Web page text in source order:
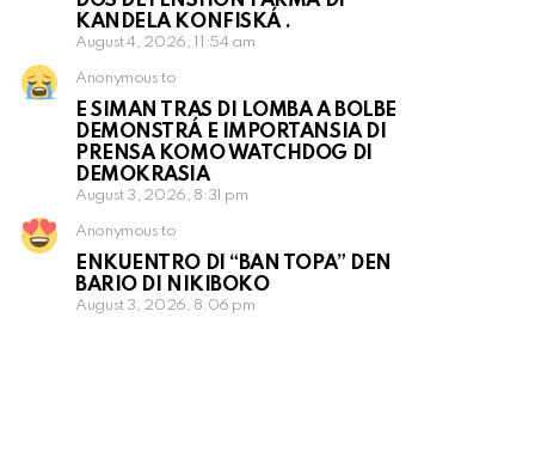
KANDELA KONFISKÁ .
August 4, 2026, 11:54 am
Anonymous to
E SIMAN TRAS DI LOMBA A BOLBE
DEMONSTRÁ E IMPORTANSIA DI
PRENSA KOMO WATCHDOG DI
DEMOKRASIA
August 3, 2026, 8:31 pm
Anonymous to
ENKUENTRO DI “BAN TOPA” DEN
BARIO DI NIKIBOKO
August 3, 2026, 8:06 pm